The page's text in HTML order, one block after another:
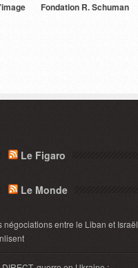
Fondation R. Schuman
Le Figaro
Le Monde
négociations entre le Liban et Israël